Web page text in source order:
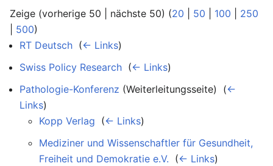
Zeige (vorherige 50 | nächste 50) (20 50 100
250
500)
RT Deutsch (← Links)
Swiss Policy Research (← Links)
Pathologie-Konferenz (Weiterleitungsseite) ‎ (←
Links)
Kopp Verlag (← Links)
Mediziner und Wissenschaftler für Gesundheit,
Freiheit und Demokratie e.V. (← Links)